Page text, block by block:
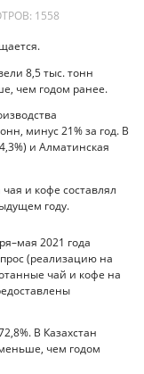
1558
8,5 тыс. тонн
чем годом ранее.
минус 21% за год. В
и Алматинская
и кофе составлял
году.
2021 года
(реализацию на
чай и кофе на
В Казахстан
чем годом